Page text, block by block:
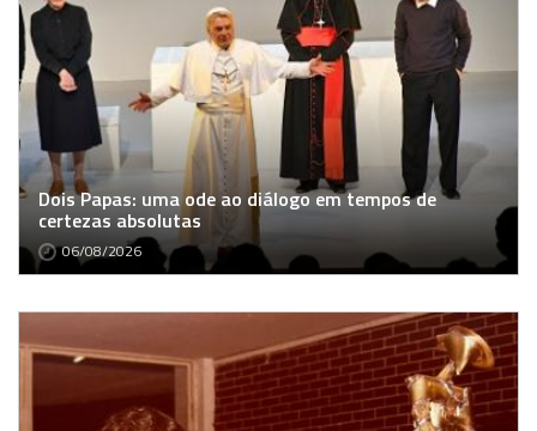
Dois Papas: uma ode ao diálogo em tempos de
certezas absolutas
06/08/2026